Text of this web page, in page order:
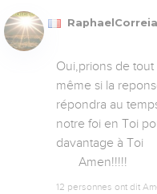
RaphaelCorreia
Oui,prions de
même si la
répondra au
notre foi en Toi
davantage à Toi
       Amen!!!!!
12 personnes ont dit